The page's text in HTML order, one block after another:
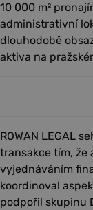
10 000 m²
administrativní
dlouhodobě
aktiva na
ROWAN LEGAL
transakce tím, že
vyjednáváním
koordinoval
podpořil skupinu